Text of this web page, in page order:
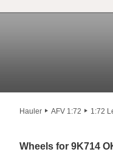
Hauler AFV 1:72 1:72
Wheels for 9K714